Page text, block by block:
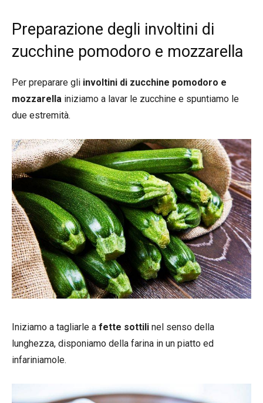
Preparazione degli involtini di
zucchine pomodoro e mozzarella
Per preparare gli involtini di zucchine pomodoro e
mozzarella iniziamo a lavar le zucchine e spuntiamo le
due estremità.
Iniziamo a tagliarle a fette sottili nel senso della
lunghezza, disponiamo della farina in un piatto ed
infariniamole.